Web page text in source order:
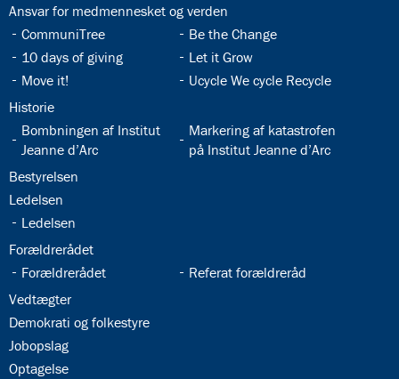
32.8:
Ansvar for medmennesket og verden
32.9:
CommuniTree 32.10:
Be the Change
32.11:
10 days of giving 32.12:
Let it Grow
32.13:
Move it! 32.14:
Ucycle We cycle Recycle
32.15:
Historie
32.16:
Bombningen af Institut
Jeanne d’Arc
32.17:
Markering af katastrofen
på Institut Jeanne d’Arc
32.18:
Bestyrelsen
32.19:
Ledelsen
32.20:
Ledelsen
32.21:
Forældrerådet
32.22:
Forældrerådet 32.23:
Referat forældreråd
32.24:
Vedtægter
32.25:
Demokrati og folkestyre
32.26:
Jobopslag
32.27:
Optagelse